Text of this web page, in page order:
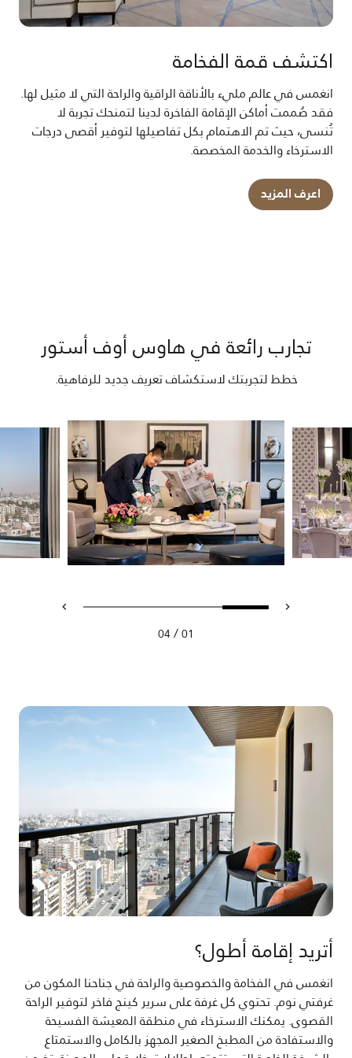
اكتشف قمة الفخامة
انغمس في عالم مليء بالأناقة الراقية والراحة التي لا مثيل لها.
فقد صُممت أماكن الإقامة الفاخرة لدينا لتمنحك تجربة لا
تُنسى، حيث تم الاهتمام بكل تفاصيلها لتوفير أقصى درجات
الاسترخاء والخدمة المخصصة.
اعرف المزيد
تجارب رائعة في هاوس أوف أستور
خطط لتجربتك لاستكشاف تعريف جديد للرفاهية.
01
/
04
أتريد إقامة أطول؟
انغمس في الفخامة والخصوصية والراحة في جناحنا المكون من
غرفتي نوم. تحتوي كل غرفة على سرير كينج فاخر لتوفير الراحة
القصوى. يمكنك الاسترخاء في منطقة المعيشة الفسيحة
والاستفادة من المطبخ الصغير المجهز بالكامل والاستمتاع